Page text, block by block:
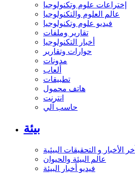
إختراعات علوم وتكنولوجيا
عالم العلوم والتكنولوجيا
فيديو علوم وتكنولوجيا
تقارير وملفات
أخبار التكنولوجيا
حوارات وتقارير
مدونات
ألعاب
تطبيقات
هاتف محمول
انترنت
حاسب آلي
بيئة
آخر الأخبار و التحقيقات البيئية
عالم البيئة والحيوان
فيديو أخبار البيئة